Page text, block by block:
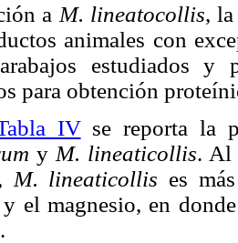
a M. lineatocollis,
animales con
estudiados y
para obtención
IVse reporta la
y M. lineaticollis. Al
M. lineaticollis es
el magnesio, en